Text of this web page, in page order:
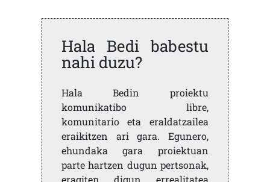
Hala Bedi babestu
nahi duzu?
Hala Bedin proiektu
komunikatibo libre,
komunitario eta eraldatzailea
eraikitzen ari gara. Egunero,
ehundaka gara proiektuan
parte hartzen dugun pertsonak,
eragiten digun errealitatea